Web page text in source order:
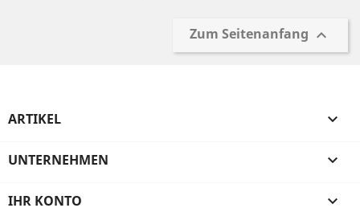
Zum Seitenanfang 
ARTIKEL 
UNTERNEHMEN 
IHR KONTO 